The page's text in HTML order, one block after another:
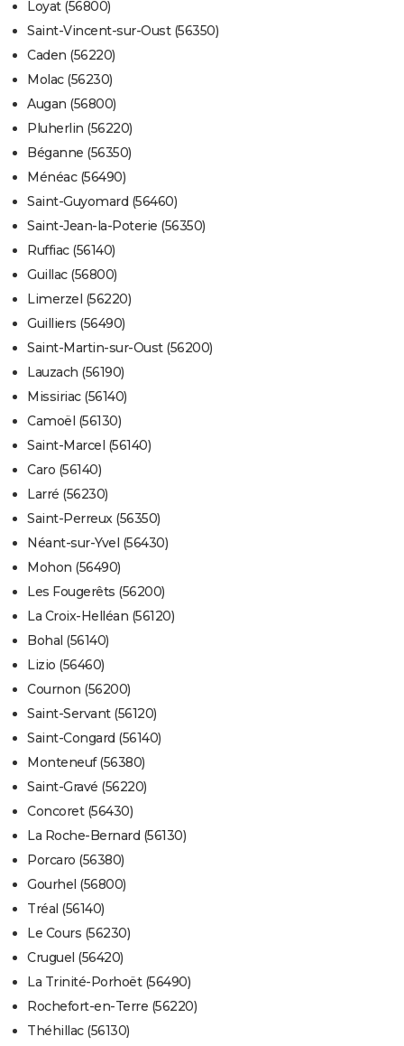
Loyat (56800)
Saint-Vincent-sur-Oust (56350)
Caden (56220)
Molac (56230)
Augan (56800)
Pluherlin (56220)
Béganne (56350)
Ménéac (56490)
Saint-Guyomard (56460)
Saint-Jean-la-Poterie (56350)
Ruffiac (56140)
Guillac (56800)
Limerzel (56220)
Guilliers (56490)
Saint-Martin-sur-Oust (56200)
Lauzach (56190)
Missiriac (56140)
Camoël (56130)
Saint-Marcel (56140)
Caro (56140)
Larré (56230)
Saint-Perreux (56350)
Néant-sur-Yvel (56430)
Mohon (56490)
Les Fougerêts (56200)
La Croix-Helléan (56120)
Bohal (56140)
Lizio (56460)
Cournon (56200)
Saint-Servant (56120)
Saint-Congard (56140)
Monteneuf (56380)
Saint-Gravé (56220)
Concoret (56430)
La Roche-Bernard (56130)
Porcaro (56380)
Gourhel (56800)
Tréal (56140)
Le Cours (56230)
Cruguel (56420)
La Trinité-Porhoët (56490)
Rochefort-en-Terre (56220)
Théhillac (56130)